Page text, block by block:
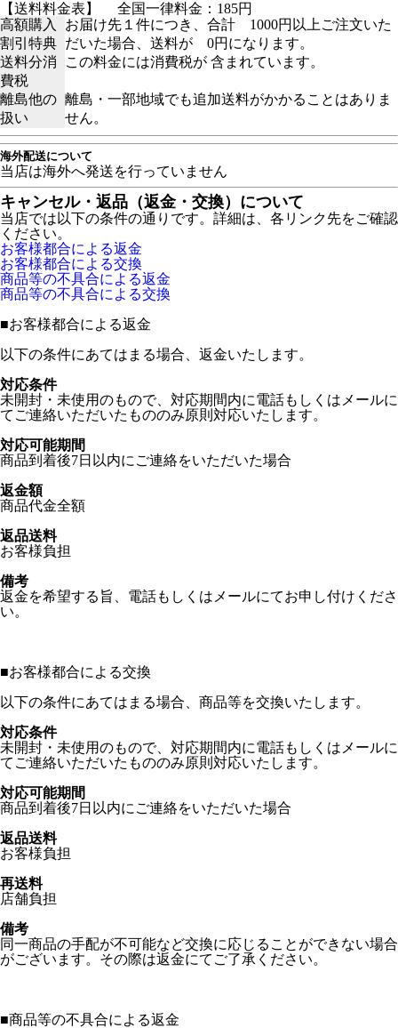
【送料料金表】
全国一律料金：185円
高額購入
割引特典
お届け先１件につき、合計 1000円以上ご注文いた
だいた場合、送料が 0円になります。
送料分消
費税
この料金には消費税が 含まれています。
離島他の
扱い
離島・一部地域でも追加送料がかかることはありま
せん。
海外配送について
当店は海外へ発送を行っていません
キャンセル・返品（返金・交換）について
当店では以下の条件の通りです。詳細は、各リンク先をご確認
ください。
お客様都合による返金
お客様都合による交換
商品等の不具合による返金
商品等の不具合による交換
■お客様都合による返金
以下の条件にあてはまる場合、返金いたします。
対応条件
未開封・未使用のもので、対応期間内に電話もしくはメールに
てご連絡いただいたもののみ原則対応いたします。
対応可能期間
商品到着後7日以内にご連絡をいただいた場合
返金額
商品代金全額
返品送料
お客様負担
備考
返金を希望する旨、電話もしくはメールにてお申し付けくださ
い。
■お客様都合による交換
以下の条件にあてはまる場合、商品等を交換いたします。
対応条件
未開封・未使用のもので、対応期間内に電話もしくはメールに
てご連絡いただいたもののみ原則対応いたします。
対応可能期間
商品到着後7日以内にご連絡をいただいた場合
返品送料
お客様負担
再送料
店舗負担
備考
同一商品の手配が不可能など交換に応じることができない場合
がございます。その際は返金にてご了承ください。
■商品等の不具合による返金